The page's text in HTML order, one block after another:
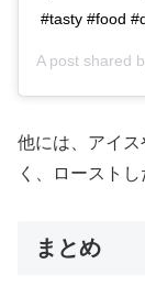
#tasty #food
A post shared
他には、アイ
く、ロースト
まとめ